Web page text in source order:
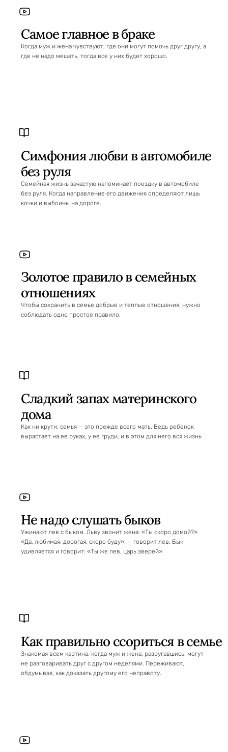
Самое главное в браке
Когда муж и жена чувствуют, где они могут помочь друг другу, а
где не надо мешать, тогда все у них будет хорошо.
Симфония любви в автомобиле
без руля
Семейная жизнь зачастую напоминает поездку в автомобиле
без руля. Когда направление его движения определяют лишь
кочки и выбоины на дороге.
Золотое правило в семейных
отношениях
Чтобы сохранить в семье добрые и теплые отношения, нужно
соблюдать одно простое правило.
Сладкий запах материнского
дома
Как ни крути, семья — это прежде всего мать. Ведь ребенок
вырастает на ее руках, у ее груди, и в этом для него вся жизнь
Не надо слушать быков
Ужинают лев с быком. Льву звонит жена: «Ты скоро домой?»
«Да, любимая, дорогая, скоро буду», — говорит лев. Бык
удивляется и говорит: «Ты же лев, царь зверей».
Как правильно ссориться в семье
Знакомая всем картина, когда муж и жена, разругавшись, могут
не разговаривать друг с другом неделями. Переживают,
обдумывая, как доказать другому его неправоту.